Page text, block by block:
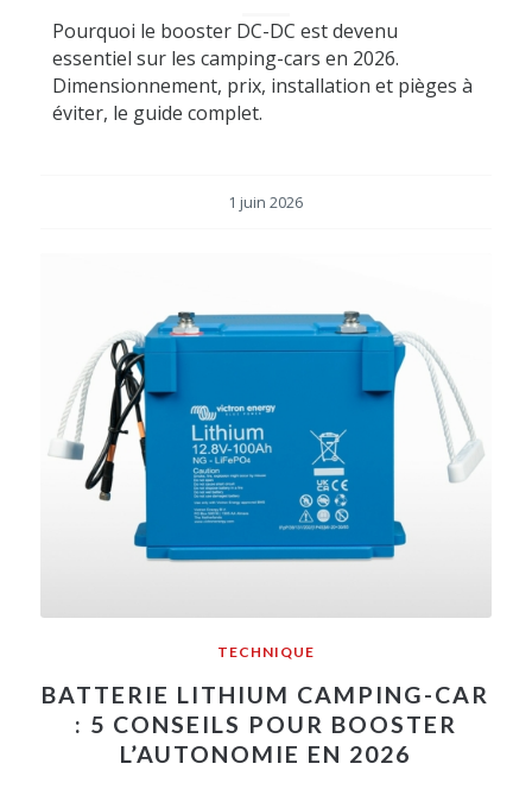
Pourquoi le booster DC-DC est devenu
essentiel sur les camping-cars en 2026.
Dimensionnement, prix, installation et pièges à
éviter, le guide complet.
1 juin 2026
TECHNIQUE
BATTERIE LITHIUM CAMPING-CAR
: 5 CONSEILS POUR BOOSTER
L’AUTONOMIE EN 2026